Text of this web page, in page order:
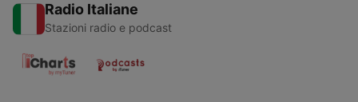
Radio Italiane
Stazioni radio e podcast